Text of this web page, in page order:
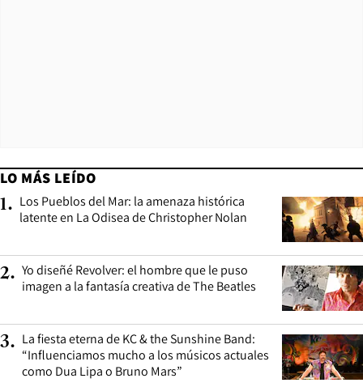
LO MÁS LEÍDO
1. Los Pueblos del Mar: la amenaza histórica
latente en La Odisea de Christopher Nolan
2. Yo diseñé Revolver: el hombre que le puso
imagen a la fantasía creativa de The Beatles
3. La fiesta eterna de KC & the Sunshine Band:
“Influenciamos mucho a los músicos actuales
como Dua Lipa o Bruno Mars”